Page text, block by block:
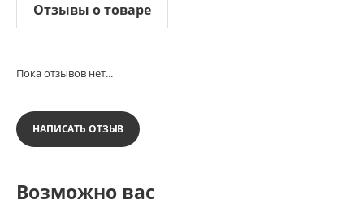
Отзывы о товаре
Пока отзывов нет...
НАПИСАТЬ ОТЗЫВ
Возможно вас